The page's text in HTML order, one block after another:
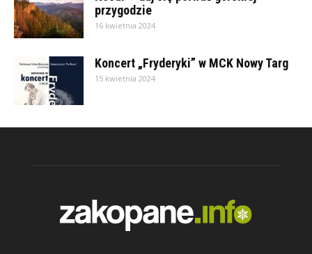
przygodzie
16 kwietnia 2024
Koncert „Fryderyki” w MCK Nowy Targ
15 kwietnia 2024